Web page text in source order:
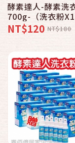
酵素達人-酵素洗
700g-（洗衣粉
淨/潔白/環保
NT$120 NT$180